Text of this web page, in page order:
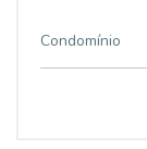
Condomínio